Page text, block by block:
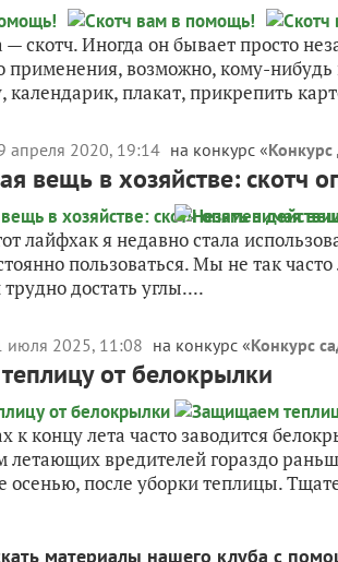
скотч. Иногда он бывает просто
применения, возможно, кому-
календарик, плакат, прикрепить
апреля 2020, 19:14 на конкурс «
вещь в хозяйстве: скотч
лайфхак я недавно стала
пользоваться. Мы не так
достать углы....
июля 2025, 11:08 на конкурс «Конкурс
от белокрылки
к концу лета часто заводится
летающих вредителей гораздо
осенью, после уборки теплицы.
материалы нашего клуба с